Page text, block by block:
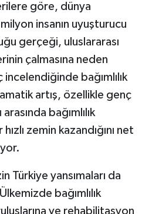
göre, dünya
insanın uyuşturucu
gerçeği, uluslararası
çalmasına neden
incelendiğinde bağımlılık
artış, özellikle genç
bağımlılık
zemin kazandığını net
Türkiye yansımaları da
bağımlılık
ve rehabilitasyon